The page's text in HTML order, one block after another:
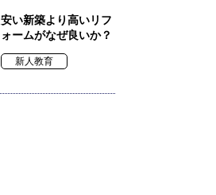
安い新築より高いリフ
ォームがなぜ良いか？
新人教育